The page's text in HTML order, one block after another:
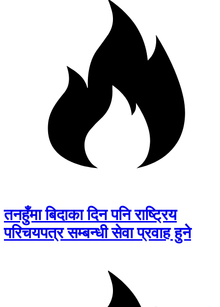
तनहुँमा बिदाका दिन पनि राष्ट्रिय
परिचयपत्र सम्बन्धी सेवा प्रवाह हुने